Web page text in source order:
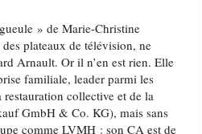
» de Marie-Christine
plateaux de télévision, ne
Arnault. Or il n’en est rien. Elle
familiale, leader parmi les
restauration collective et de la
GmbH & Co. KG), mais sans
comme LVMH : son CA est de